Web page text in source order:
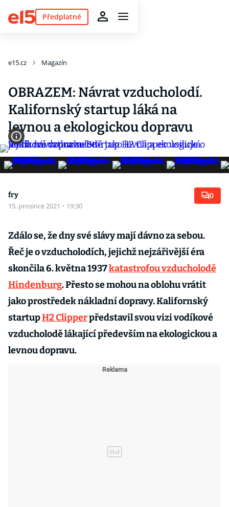
Předplatné
e15.cz Magazín
OBRAZEM: Návrat vzducholodí.
Kalifornský startup láká na
levnou a ekologickou dopravu
fry
15. prosince 2021 · 19:30
0
Zdálo se, že dny své slávy mají dávno za sebou.
Řeč je o vzducholodích, jejichž nejzářivější éra
skončila 6. května 1937katastrofou vzducholodě
Hindenburg. Přesto se mohou na oblohu vrátit
jako prostředek nákladní dopravy. Kalifornský
startupH2 Clipperpředstavil svou vizi vodíkové
vzducholodě lákající především na ekologickou a
levnou dopravu.